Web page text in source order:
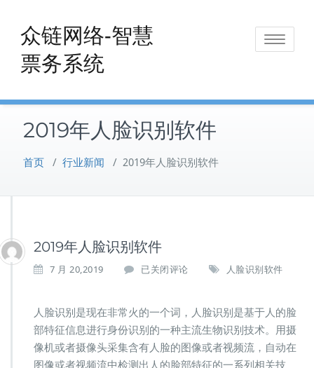
content
众链网络-智慧
票务系统
Toggle
2019年人脸识别软件
首页 / 行业新闻 / 2019年人脸识别软件
2019年人脸识别软件
7 月 20,2019
2
9
年
人
脸
已关闭评论 人脸识别软件
人脸识别是现在非常火的一个词，人脸识别是基于人的脸
部特征信息进行身份识别的一种主流生物识别技术。用摄
像机或者摄像头采集含有人脸的图像或者视频流，自动在
图像或者视频流中检测出人的脸部特征的一系列相关技